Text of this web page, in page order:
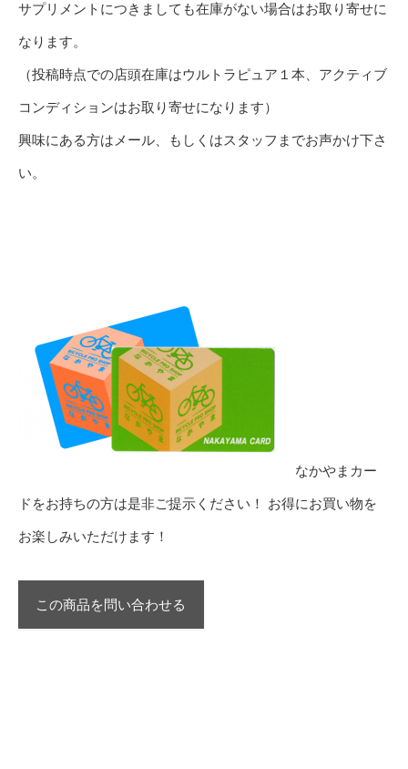
サプリメントにつきましても在庫がない場合はお取り寄せに
なります。
（投稿時点での店頭在庫はウルトラピュア１本、アクティブ
コンディションはお取り寄せになります）
興味にある方はメール、もしくはスタッフまでお声かけ下さ
い。
なかやまカー
ドをお持ちの方は是非ご提示ください！ お得にお買い物を
お楽しみいただけます！
この商品を問い合わせる